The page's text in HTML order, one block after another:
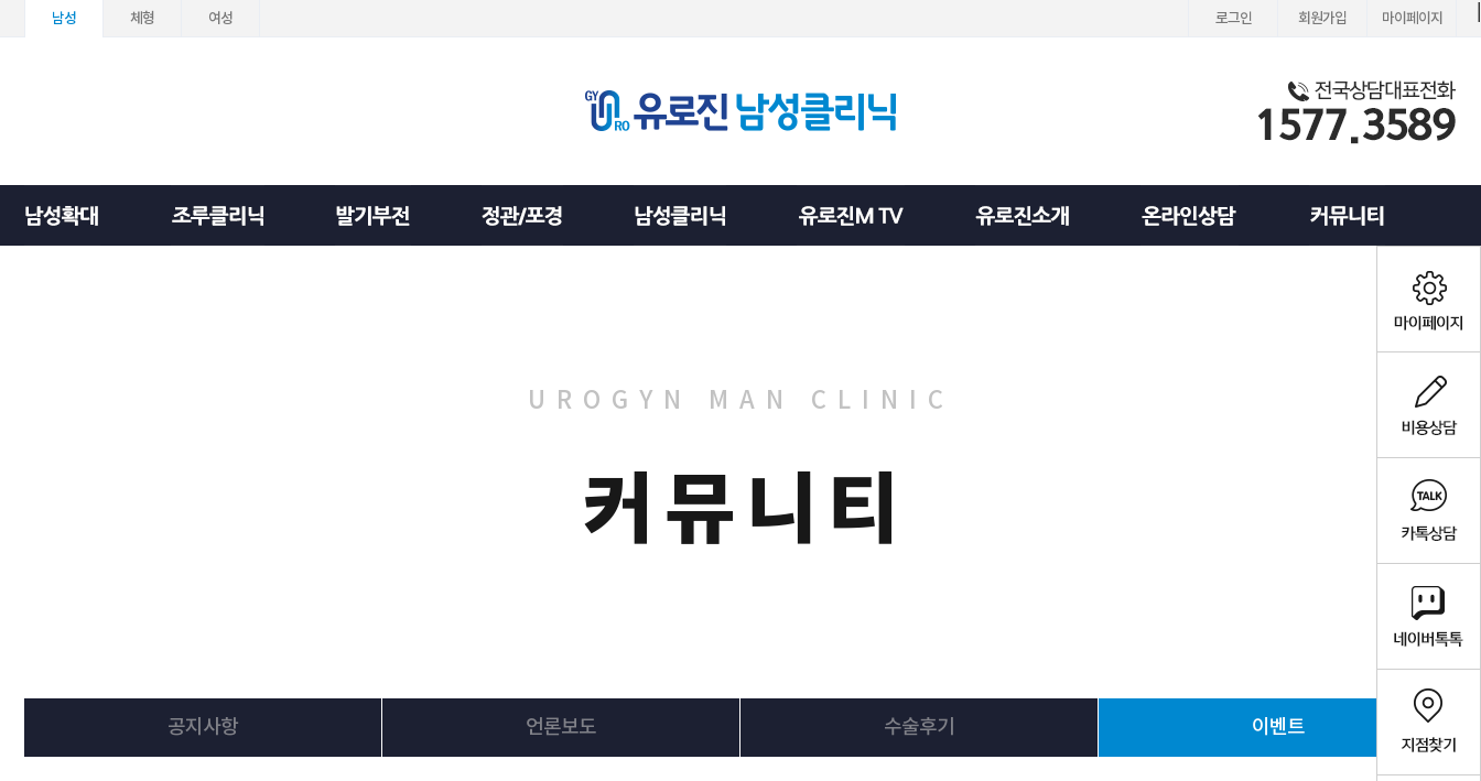
남성 체형 여성 로그인 회원가입 마이페이지
UROGYN MAN CLINIC
커뮤니티
공지사항 언론보도 수술후기 이벤트